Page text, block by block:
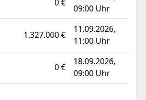
0 €
09:00 Uhr
1.327.000 €
11.09.2026,
11:00 Uhr
0 €
18.09.2026,
09:00 Uhr